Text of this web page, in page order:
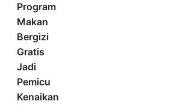
Program
Makan
Bergizi
Gratis
Jadi
Pemicu
Kenaikan